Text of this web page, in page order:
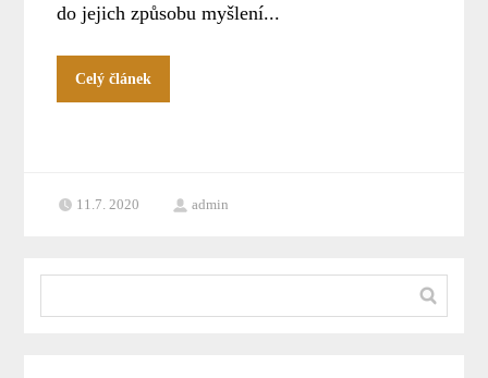
do jejich způsobu myšlení...
Celý článek
11.7. 2020 admin